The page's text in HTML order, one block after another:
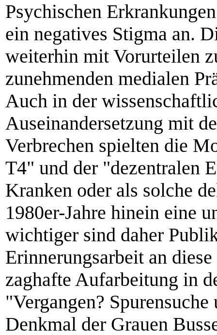
Psychischen
ein negatives Stigma an.
weiterhin mit Vorurteilen
zunehmenden medialen
Auch in der
Auseinandersetzung mit
Verbrechen spielten die
T4" und der "dezentralen
Kranken oder als solche
1980er-Jahre hinein eine
wichtiger sind daher
Erinnerungsarbeit an
zaghafte Aufarbeitung in
"Vergangen?
Denkmal der Grauen